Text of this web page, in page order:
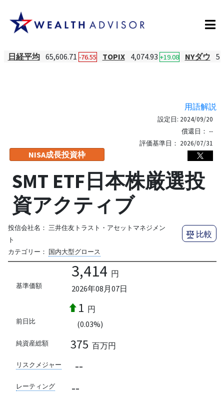
日経平均 65,606.71 -76.55 TOPIX 4,074.93 +19.08 NYダウ
用語解説
NISA成長投資枠
設定日: 2024/09/20
償還日： --
評価基準日： 2026/07/31
SMT ETF日本株厳選投
資アクティブ
投信会社名： 三井住友トラスト・アセットマネジメン
ト
カテゴリー： 国内大型グロース
比較
基準価額
3,414 円
2026年08月07日
前日比
1 円
(0.03%)
純資産総額 375 百万円
リスクメジャー --
レーティング --